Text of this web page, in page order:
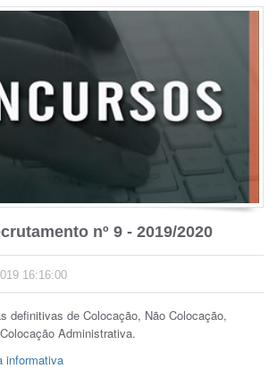
nº 9 - 2019/2020
16:16:00
definitivas de Colocação, Não Colocação,
Administrativa.
informativa